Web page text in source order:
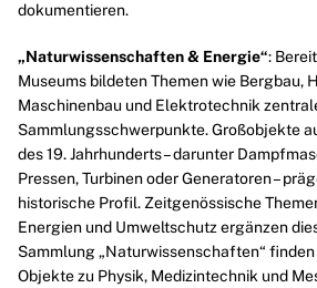
dokumentieren.
„Naturwissenschaften & Energie“:
Museums bildeten Themen wie Bergbau,
Maschinenbau und Elektrotechnik
Sammlungsschwerpunkte. Großobjekte
des 19. Jahrhunderts – darunter
Pressen,TurbinenoderGeneratoren–
historische Profil. Zeitgenössische
Energien und Umweltschutzergänzen
Sammlung „Naturwissenschaften“
Objekte zu Physik, Medizintechnik und